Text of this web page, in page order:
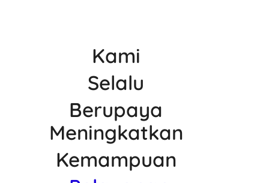
Kami
Selalu
Berupaya
Meningkatkan
Kemampuan